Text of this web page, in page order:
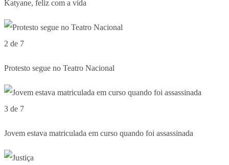
Katyane, feliz com a vida
2 de 7
Protesto segue no Teatro Nacional
3 de 7
Jovem estava matriculada em curso quando foi assassinada